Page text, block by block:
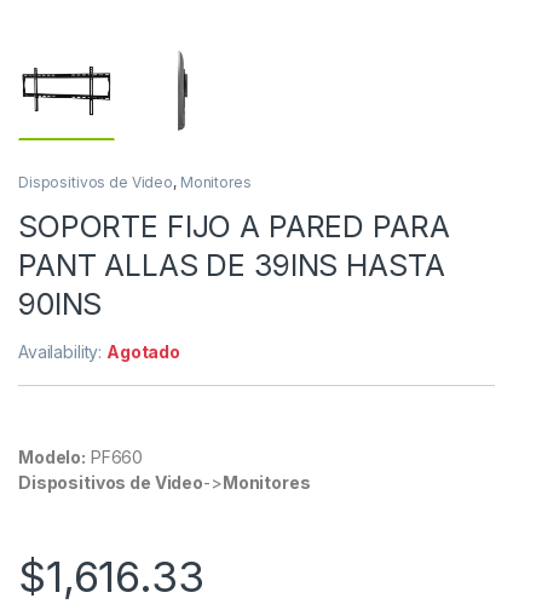
Dispositivos de Video, Monitores
SOPORTE FIJO A PARED PARA
PANT ALLAS DE 39INS HASTA
90INS
Availability: Agotado
Modelo: PF660
Dispositivos de Video-> Monitores
$1,616.33